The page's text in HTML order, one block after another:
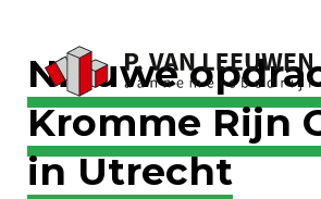
Nieuwe
Kromme Rijn
in Utrecht